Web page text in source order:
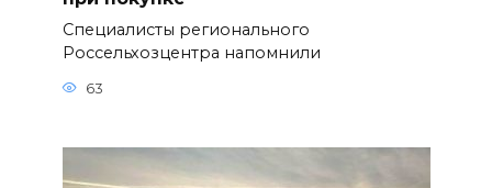
Специалисты регионального
Россельхозцентра напомнили
63